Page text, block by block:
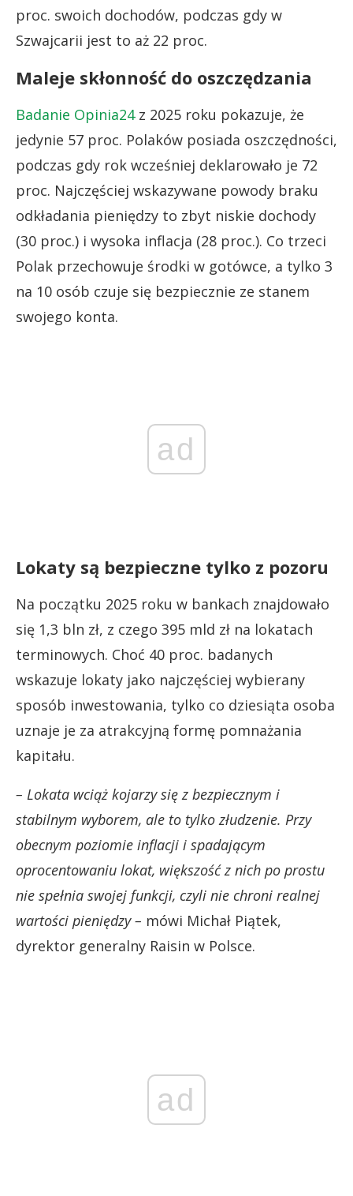
proc. swoich dochodów, podczas gdy w
Szwajcarii jest to aż 22 proc.
Maleje skłonność do oszczędzania
Badanie Opinia24z 2025 roku pokazuje, że
jedynie 57 proc. Polaków posiada oszczędności,
podczas gdy rok wcześniej deklarowało je 72
proc. Najczęściej wskazywane powody braku
odkładania pieniędzy to zbyt niskie dochody
(30 proc.) i wysoka inflacja (28 proc.). Co trzeci
Polak przechowuje środki w gotówce, a tylko 3
na 10 osób czuje się bezpiecznie ze stanem
swojego konta.
ad
Lokaty są bezpieczne tylko z pozoru
Na początku 2025 roku w bankach znajdowało
się 1,3 bln zł, z czego 395 mld zł na lokatach
terminowych. Choć 40 proc. badanych
wskazuje lokaty jako najczęściej wybierany
sposób inwestowania, tylko co dziesiąta osoba
uznaje je za atrakcyjną formę pomnażania
kapitału.
– Lokata wciąż kojarzy się z bezpiecznym i
stabilnym wyborem, ale to tylko złudzenie. Przy
obecnym poziomie inflacji i spadającym
oprocentowaniu lokat, większość z nich po prostu
nie spełnia swojej funkcji, czyli nie chroni realnej
wartości pieniędzy – mówi Michał Piątek,
dyrektor generalny Raisin w Polsce.
ad